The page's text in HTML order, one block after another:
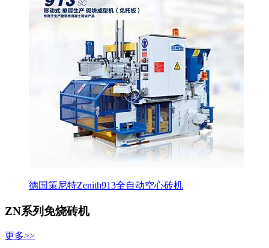
德国策尼特Zenith913全自动空心砖机
ZN系列免烧砖机
更多>>